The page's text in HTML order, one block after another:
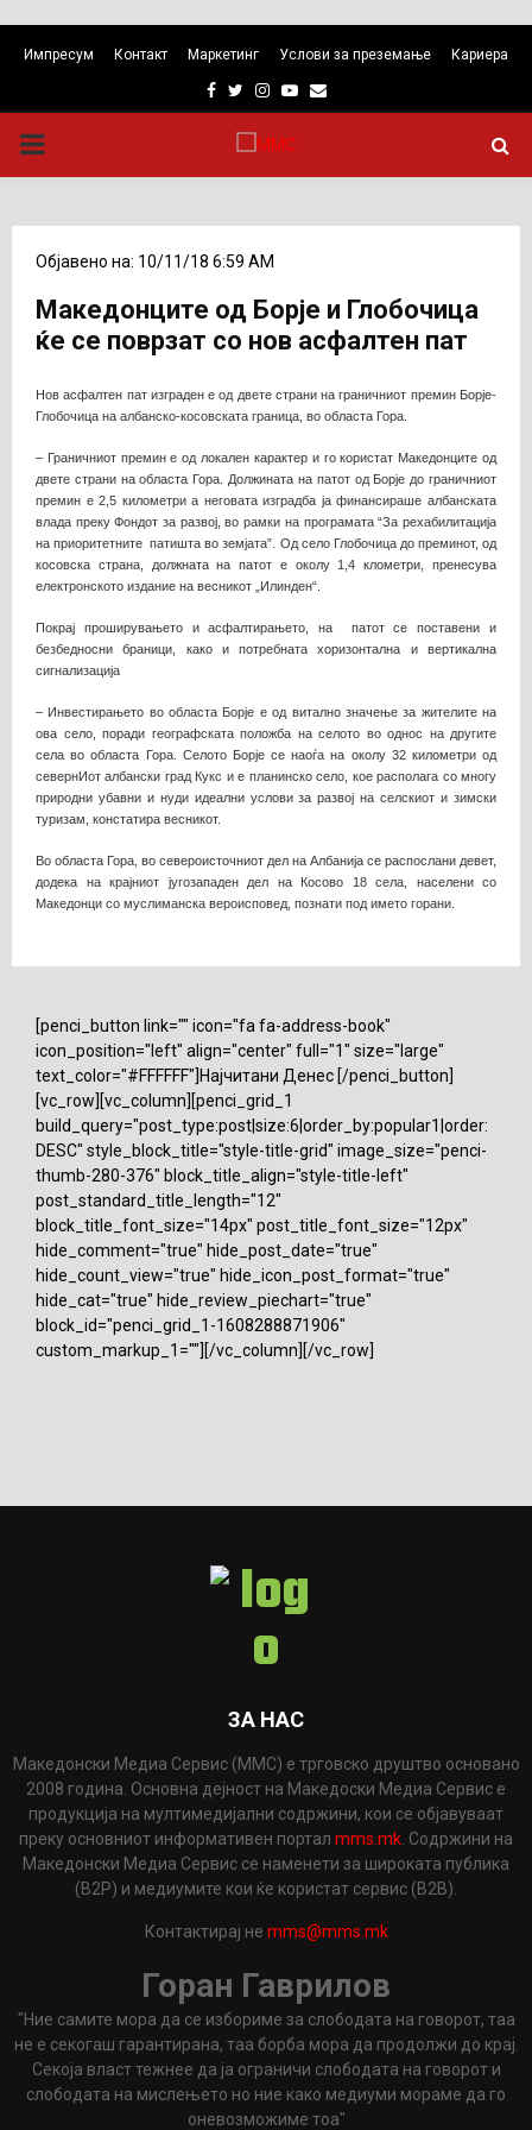
Импресум Контакт Маркетинг Услови за преземање Кариера
Facebook
TwitterInstagram
Youtube
Email
PRIMARY
Објавено на: 10/11/18 6:59 AM
Македонците од Борје и Глобочица
ќе се поврзат со нов асфалтен пат
Нов асфалтен пат изграден е од двете страни на граничниот премин Борје-
Глобочица на албанско-косовската граница, во областа Гора.
– Граничниот премин е од локален карактер и го користат Македонците од
двете страни на областа Гора. Должината на патот од Борје до граничниот
премин е 2,5 километри а неговата изградба ја финансираше албанската
влада преку Фондот за развој, во рамки на програмата “За рехабилитација
на приоритетните патишта во земјата”. Од село Глобочица до преминот, од
косовска страна, должната на патот е околу 1,4 клометри, пренесува
електронското издание на весникот „Илинден“.
Покрај проширувањето и асфалтирањето, на патот се поставени и
безбедносни браници, како и потребната хоризонтална и вертикална
сигнализација
– Инвестирањето во областа Борје е од витално значење за жителите на
ова село, поради географската положба на селото во однос на другите
села во областа Гора. Селото Борје се наоѓа на околу 32 километри од
севернИот албански град Кукс и е планинско село, кое располага со многу
природни убавни и нуди идеални услови за развој на селскиот и зимски
туризам, констатира весникот.
Во областа Гора, во североисточниот дел на Албанија се распослани девет,
додека на крајниот југозападен дел на Косово 18 села, населени со
Македонци со муслиманска вероисповед, познати под името горани.
[penci_button link="" icon="fa fa-address-book"
icon_position="left" align="center" full="1" size="large"
text_color="#FFFFFF"]Најчитани Денес [/penci_button]
[vc_row][vc_column][penci_grid_1
build_query="post_type:post|size:6|order_by:popular1|order:
DESC" style_block_title="style-title-grid" image_size="penci-
thumb-280-376" block_title_align="style-title-left"
post_standard_title_length="12"
block_title_font_size="14px" post_title_font_size="12px"
hide_comment="true" hide_post_date="true"
hide_count_view="true" hide_icon_post_format="true"
hide_cat="true" hide_review_piechart="true"
block_id="penci_grid_1-1608288871906"
custom_markup_1=""][/vc_column][/vc_row]
ЗА НАС
Македонски Медиа Сервис (ММС) е трговско друштво основано
2008 година. Основна дејност на Македоски Медиа Сервис е
продукција на мултимедијални содржини, кои се објавуваат
преку основниот информативен портал mms.mk . Содржини на
Македонски Медиа Сервис се наменети за широката публика
(B2P) и медиумите кои ќе користат сервис (B2B).
Контактирај не mms@mms.mk
Горан Гаврилов
"Ние самите мора да се избориме за слободата на говорот, таа
не е секогаш гарантирана, таа борба мора да продолжи до крај.
Секоја власт тежнее да ја ограничи слободата на говорот и
слободата на мислењето но ние како медиуми мораме да го
оневозможиме тоа"